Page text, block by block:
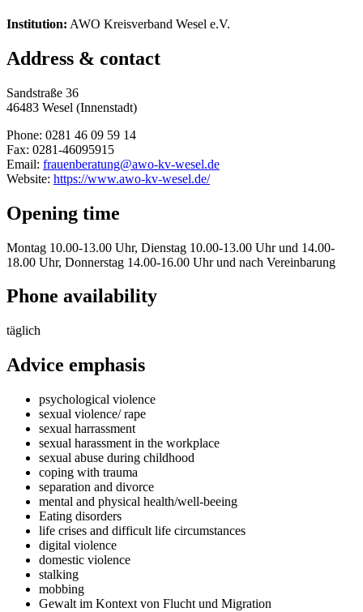
Institution: AWO Kreisverband Wesel e.V.
Address & contact
Sandstraße 36
46483 Wesel (Innenstadt)
Phone: 0281 46 09 59 14
Fax: 0281-46095915
Email: frauenberatung@awo-kv-wesel.de
Website: https://www.awo-kv-wesel.de/
Opening time
Montag 10.00-13.00 Uhr, Dienstag 10.00-13.00 Uhr und 14.00-
18.00 Uhr, Donnerstag 14.00-16.00 Uhr und nach Vereinbarung
Phone availability
täglich
Advice emphasis
psychological violence
sexual violence/ rape
sexual harrassment
sexual harassment in the workplace
sexual abuse during childhood
coping with trauma
separation and divorce
mental and physical health/well-beeing
Eating disorders
life crises and difficult life circumstances
digital violence
domestic violence
stalking
mobbing
Gewalt im Kontext von Flucht und Migration